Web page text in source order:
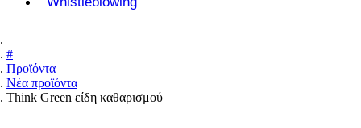
#
Προϊόντα
Νέα προϊόντα
Think Green είδη καθαρισμού